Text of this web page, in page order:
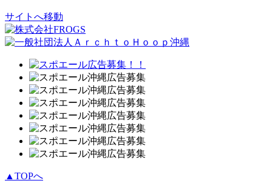
サイトへ移動
▲TOPへ